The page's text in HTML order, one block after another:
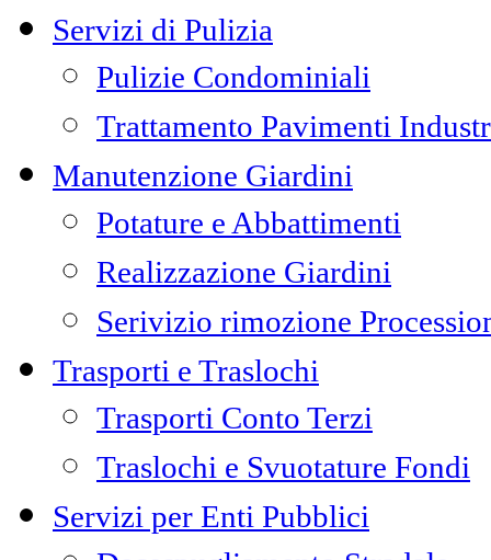
Servizi di Pulizia
Pulizie Condominiali
Trattamento Pavimenti
Manutenzione Giardini
Potature e Abbattimenti
Realizzazione Giardini
Serivizio rimozione
Trasporti e Traslochi
Trasporti Conto Terzi
Traslochi e Svuotature Fondi
Servizi per Enti Pubblici